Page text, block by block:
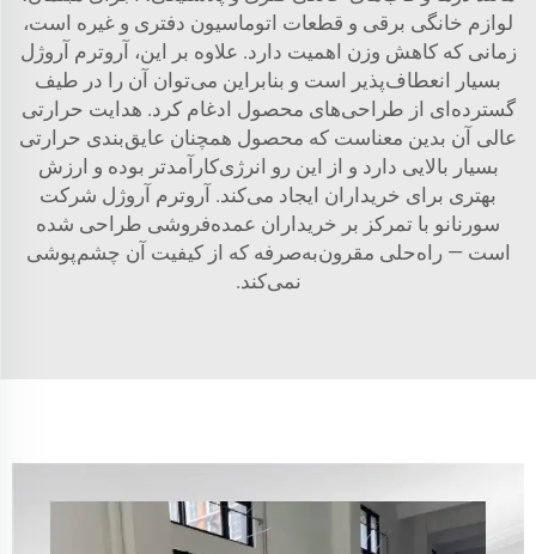
لوازم خانگی برقی و قطعات اتوماسیون دفتری و غیره است،
زمانی که کاهش وزن اهمیت دارد. علاوه بر این، آروترم آروژل
بسیار انعطاف‌پذیر است و بنابراین می‌توان آن را در طیف
گسترده‌ای از طراحی‌های محصول ادغام کرد. هدایت حرارتی
عالی آن بدین معناست که محصول همچنان عایق‌بندی حرارتی
بسیار بالایی دارد و از این رو انرژی‌کارآمدتر بوده و ارزش
بهتری برای خریداران ایجاد می‌کند. آروترم آروژل شرکت
سورنانو با تمرکز بر خریداران عمده‌فروشی طراحی شده
است — راه‌حلی مقرون‌به‌صرفه که از کیفیت آن چشم‌پوشی
نمی‌کند.